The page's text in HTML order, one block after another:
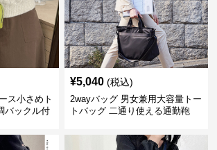
ス小さめト
バックル付
¥5,040 (税込)
2wayバッグ 男女兼用大容量トー
トバッグ 二通り使える通勤鞄